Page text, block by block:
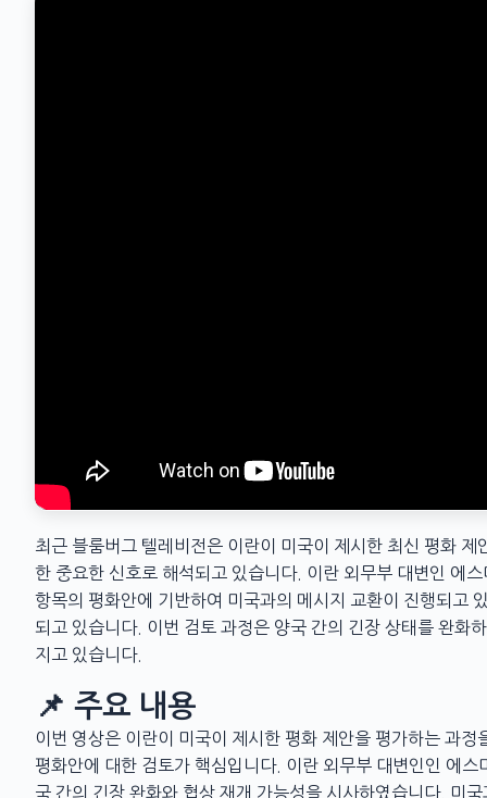
최근 블룸버그 텔레비전은 이란이 미국이 제시한 최신 평화
한 중요한 신호로 해석되고 있습니다. 이란 외무부 대변인 에
항목의 평화안에 기반하여 미국과의 메시지 교환이 진행되고
되고 있습니다. 이번 검토 과정은 양국 간의 긴장 상태를 완화
지고 있습니다.
📌 주요 내용
이번 영상은 이란이 미국이 제시한 평화 제안을 평가하는 과
평화안에 대한 검토가 핵심입니다. 이란 외무부 대변인인 에
국 간의 긴장 완화와 협상 재개 가능성을 시사하였습니다. 미